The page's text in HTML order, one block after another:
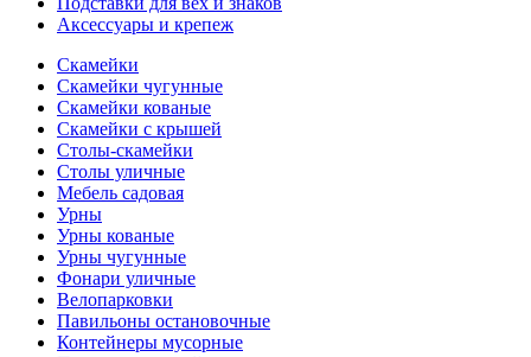
Аксессуары и крепеж
Скамейки
Скамейки чугунные
Скамейки кованые
Скамейки с крышей
Столы-скамейки
Столы уличные
Мебель садовая
Урны
Урны кованые
Урны чугунные
Фонари уличные
Велопарковки
Павильоны остановочные
Контейнеры мусорные